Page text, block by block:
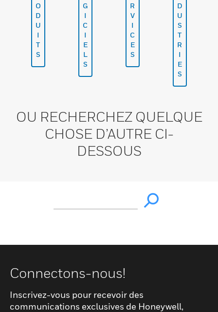
O
D
U
I
T
S
G
I
C
I
E
L
S
R
V
I
C
E
S
D
U
S
T
R
I
E
S
OU RECHERCHEZ QUELQUE
CHOSE D’AUTRE CI-
DESSOUS
Connectons-nous!
Inscrivez-vous pour recevoir des
communications exclusives de Honeywell,